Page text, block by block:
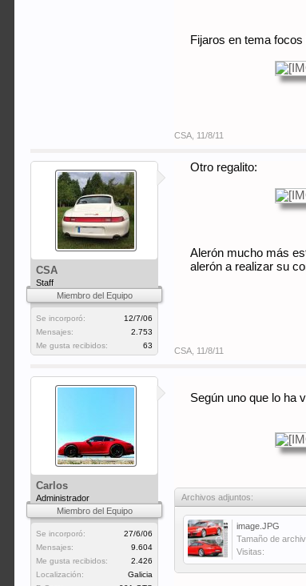
Fijaros en tema
CSA 11/8/11
CSA
Staff
Miembro del Equipo
Se incorporó:
12/7/06
Mensajes:
2.753
Me gusta recibidos:
63
Otro regalito:
Alerón mucho más
alerón a realizar su
CSA 11/8/11
Carlos
Administrador
Miembro del Equipo
Se incorporó:
27/6/06
Mensajes:
9.604
Me gusta recibidos:
2.426
Localización:
Galicia
Según uno que lo ha
Archivos adjuntos:
image.JPG
Tamaño de
Visitas: